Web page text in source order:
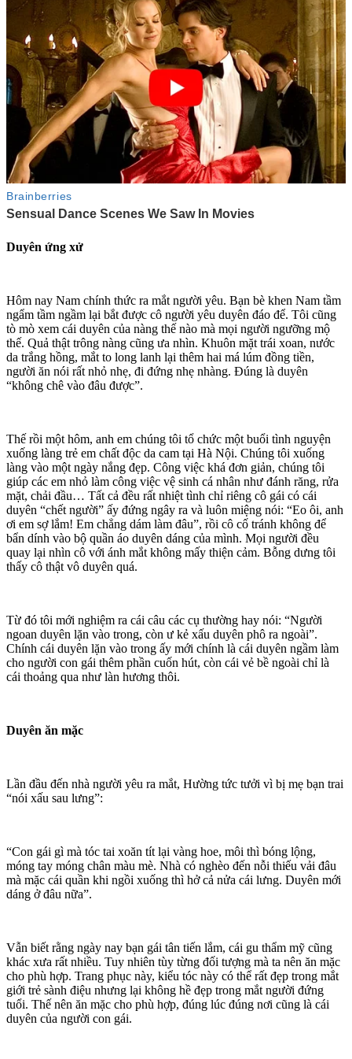
Duyên ứng xử
Hôm nay Nam chính thức ra mắt người yêu. Bạn bè khen Nam tầm
ngẩm tầm ngầm lại bắt được cô người yêu duyên đáo để. Tôi cũng
tò mò xem cái duyên của nàng thế nào mà mọi người ngưỡng mộ
thế. Quả thật trông nàng cũng ưa nhìn. Khuôn mặt trái xoan, nước
da trắng hồng, mắt to long lanh lại thêm hai má lúm đồng tiền,
người ăn nói rất nhỏ nhẹ, đi đứng nhẹ nhàng. Đúng là duyên
“không chê vào đâu được”.
Thế rồi một hôm, anh em chúng tôi tổ chức một buổi tình nguyện
xuống làng trẻ em chất độc da cam tại Hà Nội. Chúng tôi xuống
làng vào một ngày nắng đẹp. Công việc khá đơn giản, chúng tôi
giúp các em nhỏ làm công việc vệ sinh cá nhân như đánh răng, rửa
mặt, chải đầu… Tất cả đều rất nhiệt tình chỉ riêng cô gái có cái
duyên “chết người” ấy đứng ngây ra và luôn miệng nói: “Eo ôi, anh
ơi em sợ lắm! Em chẳng dám làm đâu”, rồi cô cố tránh không để
bẩn dính vào bộ quần áo duyên dáng của mình. Mọi người đều
quay lại nhìn cô với ánh mắt không mấy thiện cảm. Bỗng dưng tôi
thấy cô thật vô duyên quá.
Từ đó tôi mới nghiệm ra cái câu các cụ thường hay nói: “Người
ngoan duyên lặn vào trong, còn ư kẻ xấu duyên phô ra ngoài”.
Chính cái duyên lặn vào trong ấy mới chính là cái duyên ngầm làm
cho người con gái thêm phần cuốn hút, còn cái vẻ bề ngoài chỉ là
cái thoảng qua như làn hương thôi.
Duyên ăn mặc
Lần đầu đến nhà người yêu ra mắt, Hường tức tưởi vì bị mẹ bạn trai
“nói xấu sau lưng”:
“Con gái gì mà tóc tai xoăn tít lại vàng hoe, môi thì bóng lộng,
móng tay móng chân màu mè. Nhà có nghèo đến nỗi thi‌ּếu vả‌ּi đâu
mà mặc cái quần khi ngồi xuống thì hở cả nửa cái lưng. Duyên mới
dáng ở đâu nữa”.
Vẫn biết rằng ngày nay bạn gái tân tiến lắm, cái gu thẩm mỹ cũng
khác xưa rất nhiều. Tuy nhiên tùy từng đối tượng mà ta nên ăn mặc
cho phù hợp. Trang phục này, kiểu tóc này có thể rất đẹp trong mắt
giới trẻ sành điệu nhưng lại không hề đẹp trong mắt người đứng
tuổi. Thế nên ăn mặc cho phù hợp, đúng lúc đúng nơi cũng là cái
duyên của người con gái.